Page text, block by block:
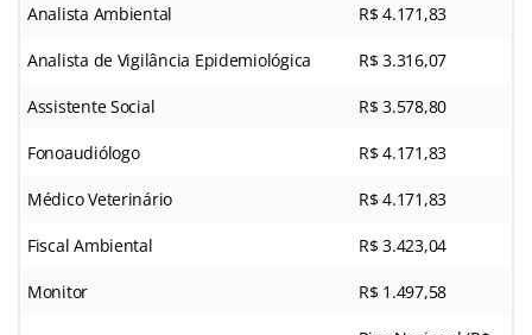
Analista Ambiental R$ 4.171,83
Analista de Vigilância Epidemiológica R$ 3.316,07
Assistente Social R$ 3.578,80
Fonoaudiólogo R$ 4.171,83
Médico Veterinário R$ 4.171,83
Fiscal Ambiental R$ 3.423,04
Monitor R$ 1.497,58